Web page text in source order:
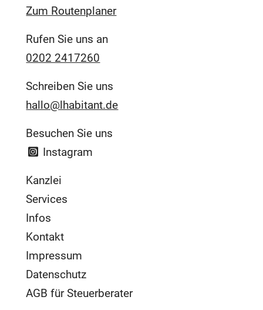
Zum Routenplaner
Rufen Sie uns an
0202 2417260
Schreiben Sie uns
hallo@lhabitant.de
Besuchen Sie uns
Instagram
Kanzlei
Services
Infos
Kontakt
Impressum
Datenschutz
AGB für Steuerberater